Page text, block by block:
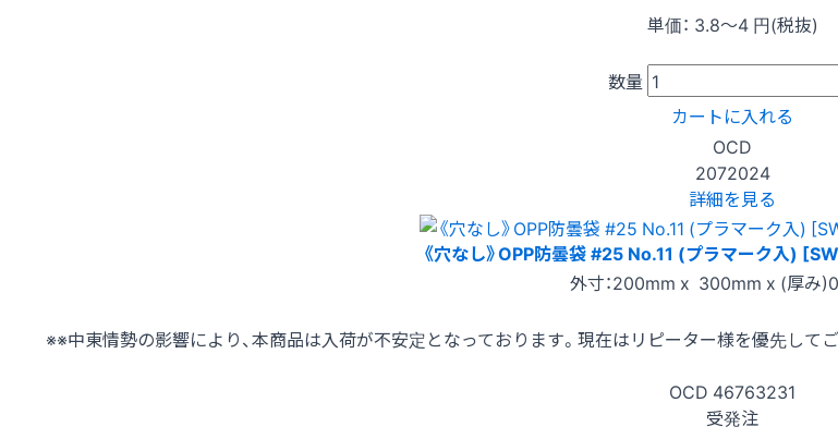
単価： 3.8〜4 円(税抜)
数量
カートに入れる
OCD
2072024
詳細を見る
《穴なし》OPP防曇袋 #25 No.11 (プラマーク入)
外寸：200mm x 300mm x (厚み
※※中東情勢の影響により、本商品は入荷が不安定となっております。現在はリピーター様を優先し
OCD 46763231
受発注